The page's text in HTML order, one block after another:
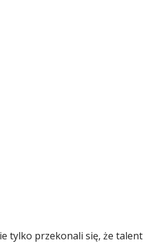
tylko przekonali się, że talent